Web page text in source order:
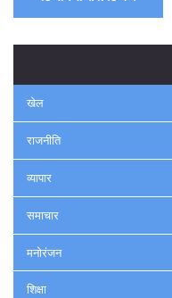
खेल
राजनीति
व्यापार
समाचार
मनोरंजन
शिक्षा